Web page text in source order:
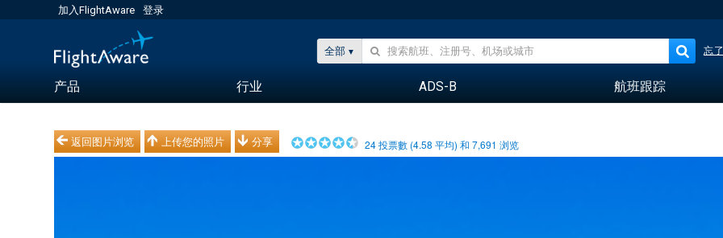
加入FlightAware 登录
全部 忘
产品 行业 ADS-B 航班跟踪
返回图片浏览 上传您的照片 分享 24投票數 (4.58 平均) 和7,691 浏览